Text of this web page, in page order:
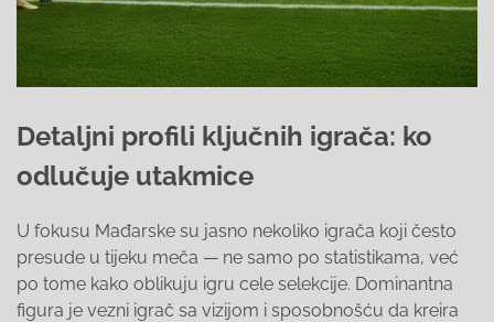
Detaljni profili ključnih igrača: ko
odlučuje utakmice
U fokusu Mađarske su jasno nekoliko igrača koji često
presude u tijeku meča — ne samo po statistikama, već
po tome kako oblikuju igru cele selekcije. Dominantna
figura je vezni igrač sa vizijom i sposobnošću da kreira